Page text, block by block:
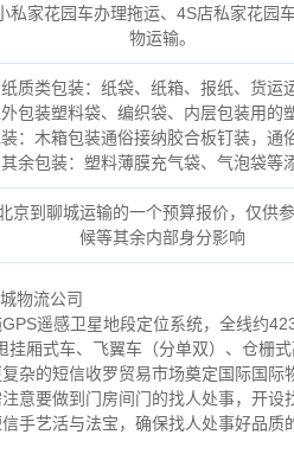
私家花园车办理拖运、4S店私家花园
物运输。
质类包装：纸袋、纸箱、报纸、货运
包装塑料袋、编织袋、内层包装用的
：木箱包装通俗接纳胶合板钉装，通
余包装：塑料薄膜充气袋、气泡袋等
京到聊城运输的一个预算报价，仅供
候等其余内部身分影响
遥感卫星地段定位系统，全线约
厢式车、飞翼车（分单双）、仓栅
杂的短信收罗贸易市场奠定国际国际
意要做到门房间门的找人处事，开设
手艺活与法宝，确保找人处事好品质